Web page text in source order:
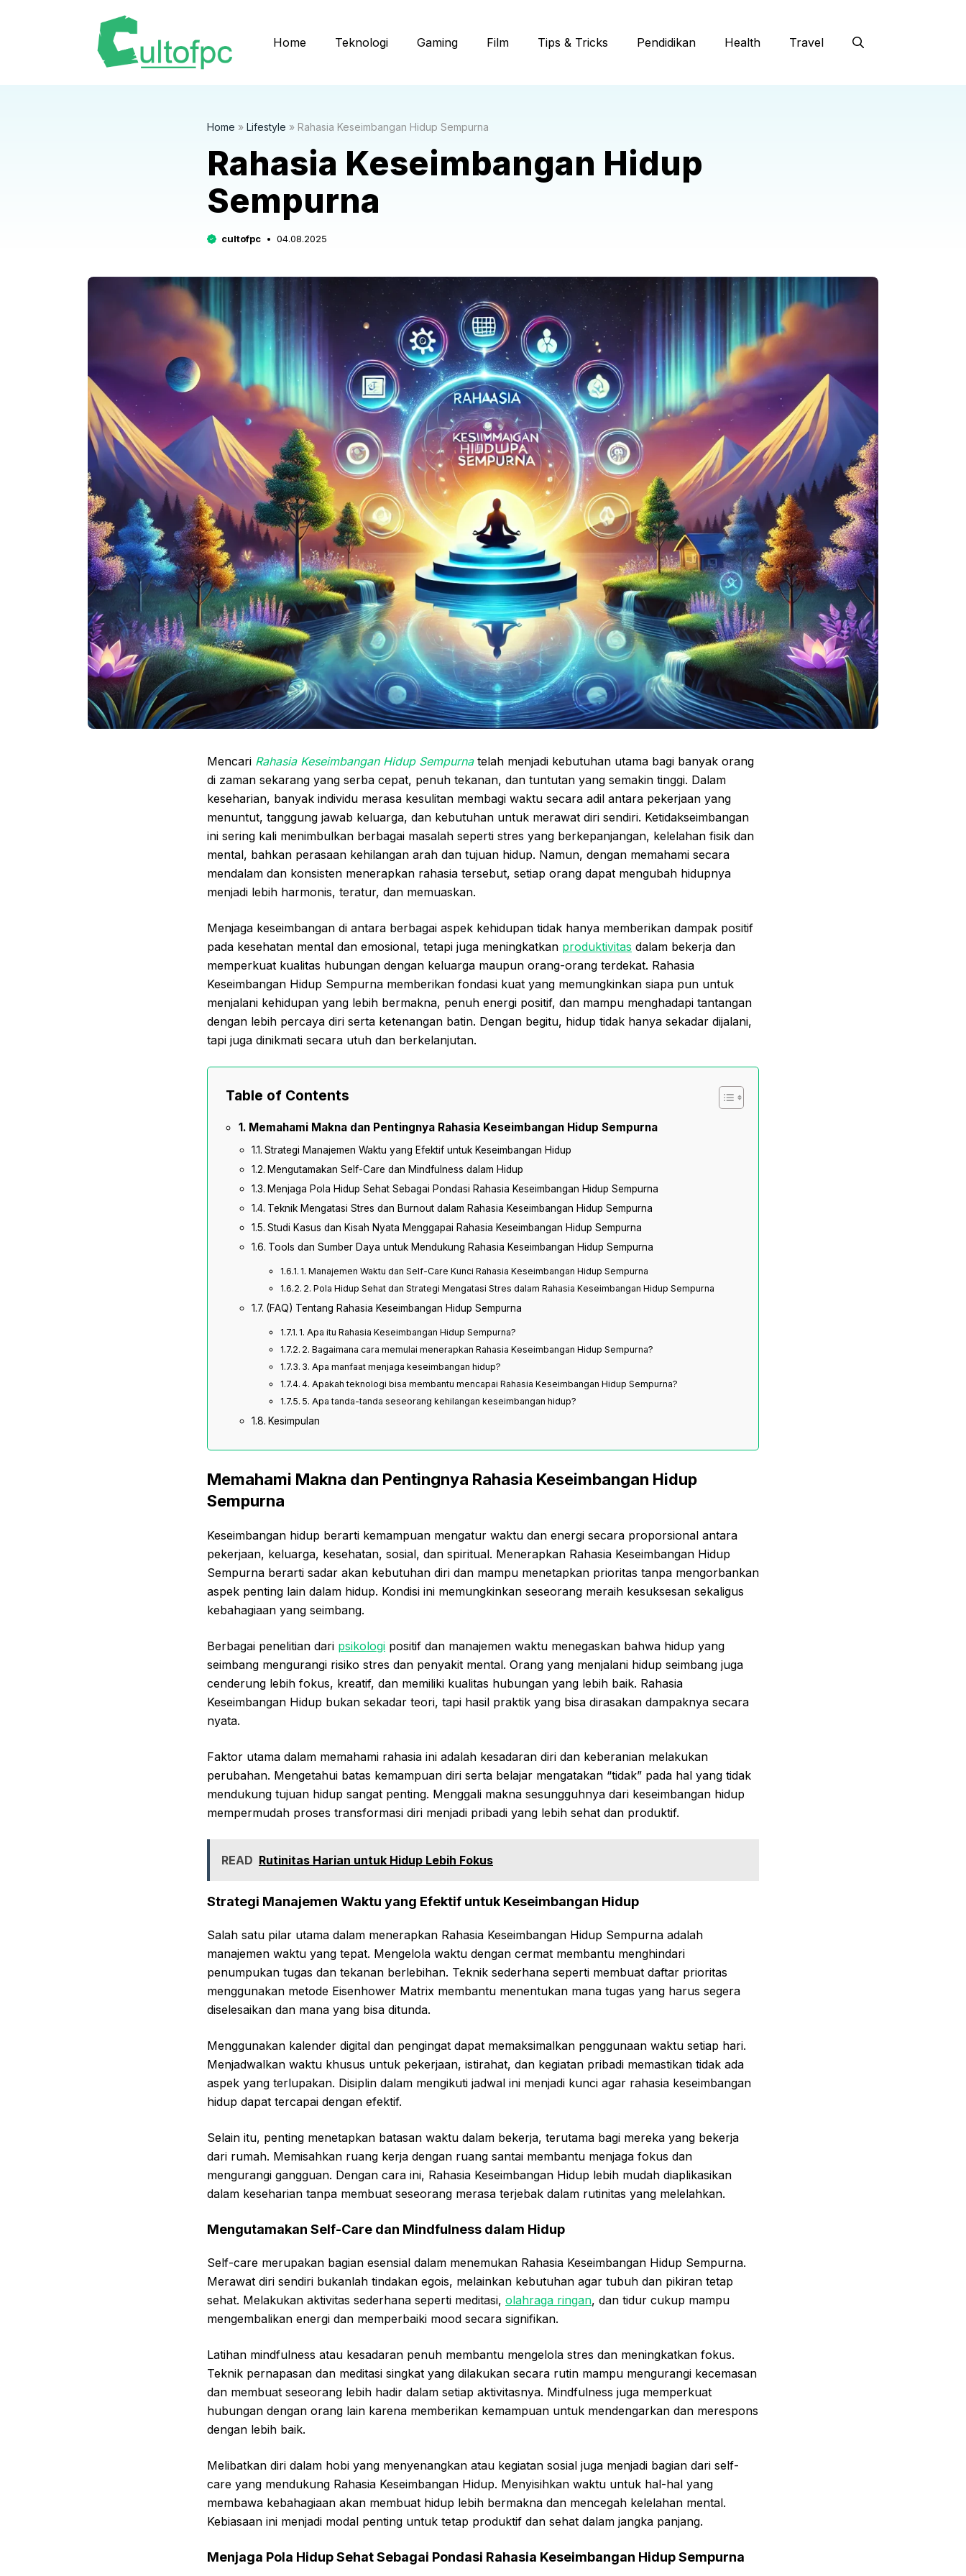
Home Teknologi Gaming Film Tips & Tricks Pendidikan Health Travel
Home » Lifestyle » Rahasia Keseimbangan Hidup Sempurna
Rahasia Keseimbangan Hidup
Sempurna
cultofpc 04.08.2025
Mencari Rahasia Keseimbangan Hidup Sempurnatelah menjadi kebutuhan utama bagi banyak orang
di zaman sekarang yang serba cepat, penuh tekanan, dan tuntutan yang semakin tinggi. Dalam
keseharian, banyak individu merasa kesulitan membagi waktu secara adil antara pekerjaan yang
menuntut, tanggung jawab keluarga, dan kebutuhan untuk merawat diri sendiri. Ketidakseimbangan
ini sering kali menimbulkan berbagai masalah seperti stres yang berkepanjangan, kelelahan fisik dan
mental, bahkan perasaan kehilangan arah dan tujuan hidup. Namun, dengan memahami secara
mendalam dan konsisten menerapkan rahasia tersebut, setiap orang dapat mengubah hidupnya
menjadi lebih harmonis, teratur, dan memuaskan.
Menjaga keseimbangan di antara berbagai aspek kehidupan tidak hanya memberikan dampak positif
pada kesehatan mental dan emosional, tetapi juga meningkatkan produktivitas dalam bekerja dan
memperkuat kualitas hubungan dengan keluarga maupun orang-orang terdekat. Rahasia
Keseimbangan Hidup Sempurna memberikan fondasi kuat yang memungkinkan siapa pun untuk
menjalani kehidupan yang lebih bermakna, penuh energi positif, dan mampu menghadapi tantangan
dengan lebih percaya diri serta ketenangan batin. Dengan begitu, hidup tidak hanya sekadar dijalani,
tapi juga dinikmati secara utuh dan berkelanjutan.
Table of Contents
Memahami Makna dan Pentingnya Rahasia Keseimbangan Hidup Sempurna
Strategi Manajemen Waktu yang Efektif untuk Keseimbangan Hidup
Mengutamakan Self-Care dan Mindfulness dalam Hidup
Menjaga Pola Hidup Sehat Sebagai Pondasi Rahasia Keseimbangan Hidup Sempurna
Teknik Mengatasi Stres dan Burnout dalam Rahasia Keseimbangan Hidup Sempurna
Studi Kasus dan Kisah Nyata Menggapai Rahasia Keseimbangan Hidup Sempurna
Tools dan Sumber Daya untuk Mendukung Rahasia Keseimbangan Hidup Sempurna
1. Manajemen Waktu dan Self-Care Kunci Rahasia Keseimbangan Hidup Sempurna
2. Pola Hidup Sehat dan Strategi Mengatasi Stres dalam Rahasia Keseimbangan Hidup Sempurna
(FAQ) Tentang Rahasia Keseimbangan Hidup Sempurna
1. Apa itu Rahasia Keseimbangan Hidup Sempurna?
2. Bagaimana cara memulai menerapkan Rahasia Keseimbangan Hidup Sempurna?
3. Apa manfaat menjaga keseimbangan hidup?
4. Apakah teknologi bisa membantu mencapai Rahasia Keseimbangan Hidup Sempurna?
5. Apa tanda-tanda seseorang kehilangan keseimbangan hidup?
Kesimpulan
Memahami Makna dan Pentingnya Rahasia Keseimbangan Hidup
Sempurna
Keseimbangan hidup berarti kemampuan mengatur waktu dan energi secara proporsional antara
pekerjaan, keluarga, kesehatan, sosial, dan spiritual. Menerapkan Rahasia Keseimbangan Hidup
Sempurna berarti sadar akan kebutuhan diri dan mampu menetapkan prioritas tanpa mengorbankan
aspek penting lain dalam hidup. Kondisi ini memungkinkan seseorang meraih kesuksesan sekaligus
kebahagiaan yang seimbang.
Berbagai penelitian dari psikologi positif dan manajemen waktu menegaskan bahwa hidup yang
seimbang mengurangi risiko stres dan penyakit mental. Orang yang menjalani hidup seimbang juga
cenderung lebih fokus, kreatif, dan memiliki kualitas hubungan yang lebih baik. Rahasia
Keseimbangan Hidup bukan sekadar teori, tapi hasil praktik yang bisa dirasakan dampaknya secara
nyata.
Faktor utama dalam memahami rahasia ini adalah kesadaran diri dan keberanian melakukan
perubahan. Mengetahui batas kemampuan diri serta belajar mengatakan “tidak” pada hal yang tidak
mendukung tujuan hidup sangat penting. Menggali makna sesungguhnya dari keseimbangan hidup
mempermudah proses transformasi diri menjadi pribadi yang lebih sehat dan produktif.
READ Rutinitas Harian untuk Hidup Lebih Fokus
Strategi Manajemen Waktu yang Efektif untuk Keseimbangan Hidup
Salah satu pilar utama dalam menerapkan Rahasia Keseimbangan Hidup Sempurna adalah
manajemen waktu yang tepat. Mengelola waktu dengan cermat membantu menghindari
penumpukan tugas dan tekanan berlebihan. Teknik sederhana seperti membuat daftar prioritas
menggunakan metode Eisenhower Matrix membantu menentukan mana tugas yang harus segera
diselesaikan dan mana yang bisa ditunda.
Menggunakan kalender digital dan pengingat dapat memaksimalkan penggunaan waktu setiap hari.
Menjadwalkan waktu khusus untuk pekerjaan, istirahat, dan kegiatan pribadi memastikan tidak ada
aspek yang terlupakan. Disiplin dalam mengikuti jadwal ini menjadi kunci agar rahasia keseimbangan
hidup dapat tercapai dengan efektif.
Selain itu, penting menetapkan batasan waktu dalam bekerja, terutama bagi mereka yang bekerja
dari rumah. Memisahkan ruang kerja dengan ruang santai membantu menjaga fokus dan
mengurangi gangguan. Dengan cara ini, Rahasia Keseimbangan Hidup lebih mudah diaplikasikan
dalam keseharian tanpa membuat seseorang merasa terjebak dalam rutinitas yang melelahkan.
Mengutamakan Self-Care dan Mindfulness dalam Hidup
Self-care merupakan bagian esensial dalam menemukan Rahasia Keseimbangan Hidup Sempurna.
Merawat diri sendiri bukanlah tindakan egois, melainkan kebutuhan agar tubuh dan pikiran tetap
sehat. Melakukan aktivitas sederhana seperti meditasi, olahraga ringan, dan tidur cukup mampu
mengembalikan energi dan memperbaiki mood secara signifikan.
Latihan mindfulness atau kesadaran penuh membantu mengelola stres dan meningkatkan fokus.
Teknik pernapasan dan meditasi singkat yang dilakukan secara rutin mampu mengurangi kecemasan
dan membuat seseorang lebih hadir dalam setiap aktivitasnya. Mindfulness juga memperkuat
hubungan dengan orang lain karena memberikan kemampuan untuk mendengarkan dan merespons
dengan lebih baik.
Melibatkan diri dalam hobi yang menyenangkan atau kegiatan sosial juga menjadi bagian dari self-
care yang mendukung Rahasia Keseimbangan Hidup. Menyisihkan waktu untuk hal-hal yang
membawa kebahagiaan akan membuat hidup lebih bermakna dan mencegah kelelahan mental.
Kebiasaan ini menjadi modal penting untuk tetap produktif dan sehat dalam jangka panjang.
Menjaga Pola Hidup Sehat Sebagai Pondasi Rahasia Keseimbangan Hidup Sempurna